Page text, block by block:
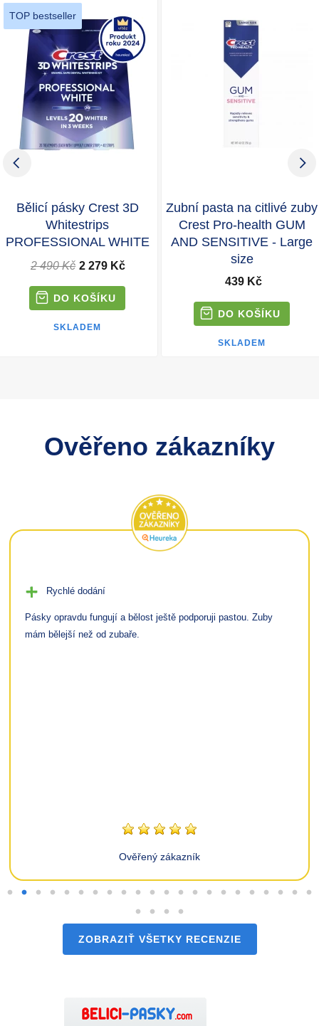
TOP bestseller
Bělicí pásky Crest 3D
Whitestrips
PROFESSIONAL WHITE
2 490 Kč 2 279 Kč
SKLADEM
Zubní pasta na citlivé zuby
Crest Pro-health GUM
AND SENSITIVE - Large
size
439 Kč
SKLADEM
Ověřeno zákazníky
Rychlé dodání
Pásky opravdu fungují a bělost ještě podporuji pastou. Zuby
mám bělejší než od zubaře.
Ověřený zákazník
ZOBRAZIŤ VŠETKY RECENZIE